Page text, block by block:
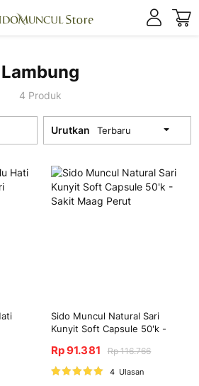
Lambung
4 Produk
Urutkan
Sido Muncul Natural Sari
Kunyit Soft Capsule 50'k -
Nilai:
4 Ulasan
Rp 91.381 Rp 116.766